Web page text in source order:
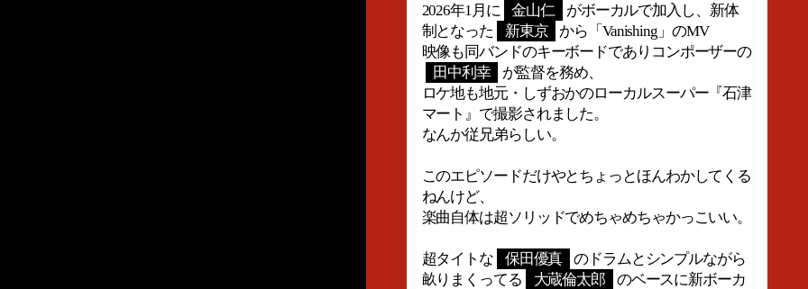
2026年1月に 金山仁
がボーカルで加入し、新体
制となった
新東京
から「Vanishing」のMV
映像も同バンドのキーボードでありコンポーザーの
田中利幸
が監督を務め、
ロケ地も地元・しずおかのローカルスーパー『石津
マート』で撮影されました。
なんか従兄弟らしい。
このエピソードだけやとちょっとほんわかしてくる
ねんけど、
楽曲自体は超ソリッドでめちゃめちゃかっこいい。
超タイトな 保田優真
のドラムとシンプルながら
畝りまくってる
大蔵倫太郎
のベースに新ボーカ